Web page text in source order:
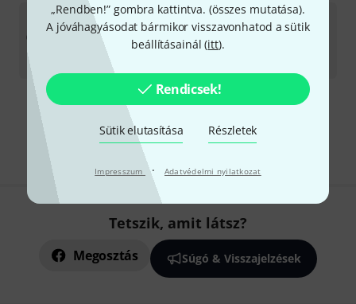
„Rendben!” gombra kattintva. (összes mutatása).
A jóváhagyásodat bármikor visszavonhatod a sütik
beállításainál (itt).
Rendicsek!
Sütik elutasítása Részletek
Impresszum · Adatvédelmi nyilatkozat
Soundwear 3144 Performer Cello 4/4 Black
2
Azonnal szállítható
207 100
Díjmentes szállítás 79 000 Ft fölött
Minden ár tartalmazza az ÁFÁ-t
Tetszik, amit látsz?
Megosztás Súgó & Visszajelzések